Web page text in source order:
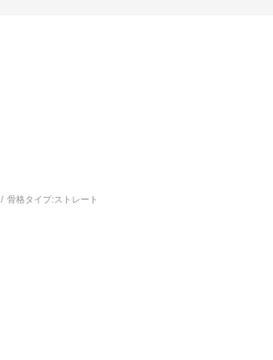
骨格タイプ: ストレート